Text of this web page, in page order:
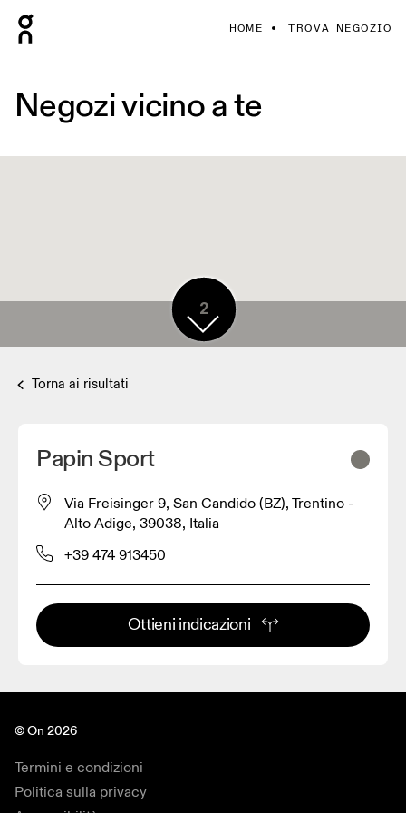
HOME TROVA NEGOZIO
Negozi vicino a te
2
Torna ai risultati
Papin Sport
Via Freisinger 9, San Candido (BZ), Trentino -
Alto Adige, 39038, Italia
+39 474 913450
Ottieni indicazioni
© On 2026
Termini e condizioni
Politica sulla privacy